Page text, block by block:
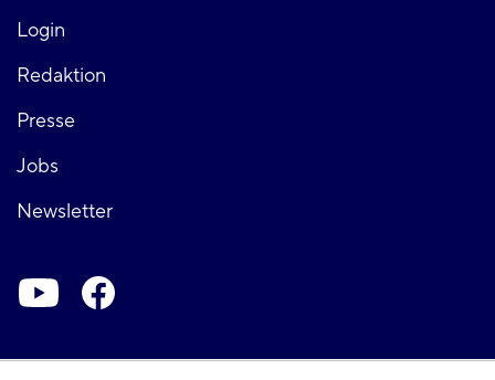
Login
Fußzeile
rechts
Redaktion
Presse
Jobs
Newsletter
Soziale-
Netzwerke